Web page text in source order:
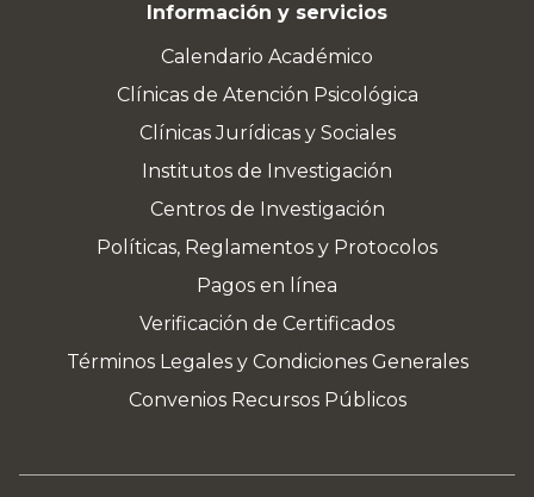
Información y servicios
Calendario Académico
Clínicas de Atención Psicológica
Clínicas Jurídicas y Sociales
Institutos de Investigación
Centros de Investigación
Políticas, Reglamentos y Protocolos
Pagos en línea
Verificación de Certificados
Términos Legales y Condiciones Generales
Convenios Recursos Públicos